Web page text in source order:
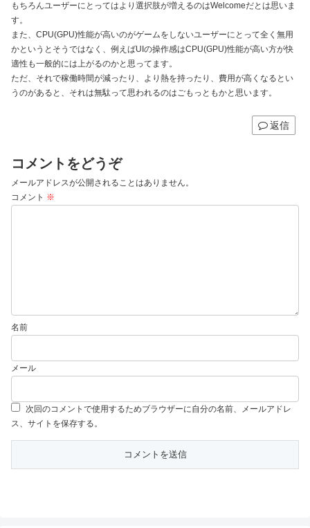
もちろんユーザーにとってはより選択肢が増えるのはWelcomeだとは思いま
す。
また、CPU(GPU)性能が高いのがゲームをしないユーザーにとって全く無用
かというとそうではなく、例えばUIの操作感はCPU(GPU)性能が高い方が快
適性も一般的には上がるのかと思ってます。
ただ、それで稼働時間が減ったり、より熱を持ったり、費用が高くなるとい
うのがあると、それは無駄って思われるのはごもっともかと思います。
返信
コメントをどうぞ
メールアドレスが公開されることはありません。
コメント ※
名前
メール
次回のコメントで使用するためブラウザーに自分の名前、メールアドレ
ス、サイトを保存する。